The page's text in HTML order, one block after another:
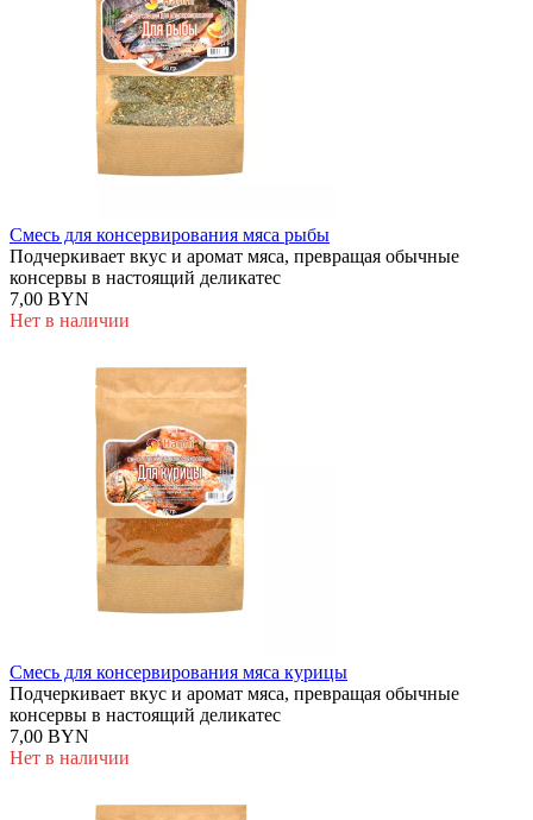
Смесь для консервирования мяса рыбы
Подчеркивает вкус и аромат мяса, превращая обычные
консервы в настоящий деликатес
7,00 BYN
Нет в наличии
Смесь для консервирования мяса курицы
Подчеркивает вкус и аромат мяса, превращая обычные
консервы в настоящий деликатес
7,00 BYN
Нет в наличии